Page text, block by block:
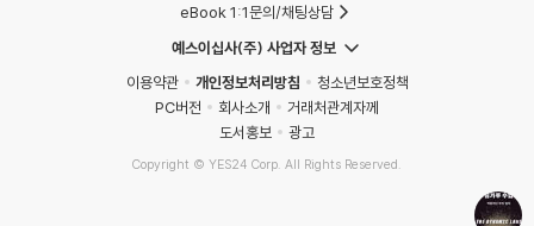
eBook 1:1문의/채팅상담
예스이십사(주) 사업자 정보
이용약관
개인정보처리방침
청소년보호정책
PC버전
회사소개
거래처관계자께
도서홍보
광고
Copyright © YES24 Corp. All Rights Reserved.